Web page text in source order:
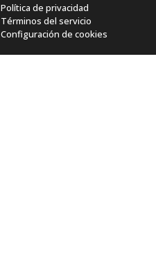
Política de privacidad
Términos del servicio
Configuración de cookies